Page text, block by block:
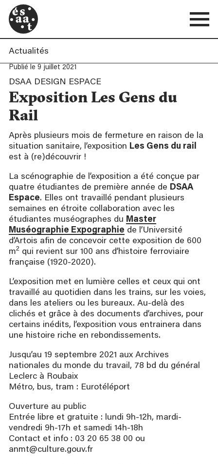
Actualités
Publié le 9 juillet 2021
DSAA DESIGN ESPACE
Exposition Les Gens du
Rail
Après plusieurs mois de fermeture en raison de la
situation sanitaire, l’exposition Les Gens du rail
est à (re)découvrir !
La scénographie de l’exposition a été conçue par
quatre étudiantes de première année de DSAA
Espace. Elles ont travaillé pendant plusieurs
semaines en étroite collaboration avec les
étudiantes muséographes du Master
Muséographie Expographie de l’Université
d’Artois afin de concevoir cette exposition de 600
m2 qui revient sur 100 ans d’histoire ferroviaire
française (1920-2020).
L’exposition met en lumière celles et ceux qui ont
travaillé au quotidien dans les trains, sur les voies,
dans les ateliers ou les bureaux. Au-delà des
clichés et grâce à des documents d’archives, pour
certains inédits, l’exposition vous entrainera dans
une histoire riche en rebondissements.
Jusqu’au 19 septembre 2021 aux Archives
nationales du monde du travail, 78 bd du général
Leclerc à Roubaix
Métro, bus, tram : Eurotéléport
Ouverture au public
Entrée libre et gratuite : lundi 9h-12h, mardi-
vendredi 9h-17h et samedi 14h-18h
Contact et info : 03 20 65 38 00 ou
anmt@culture.gouv.fr